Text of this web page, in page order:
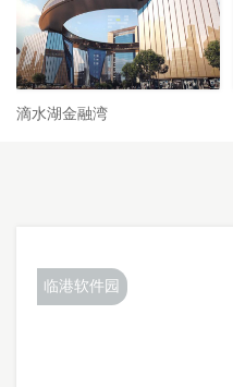
滴水湖金融湾
临港软件园